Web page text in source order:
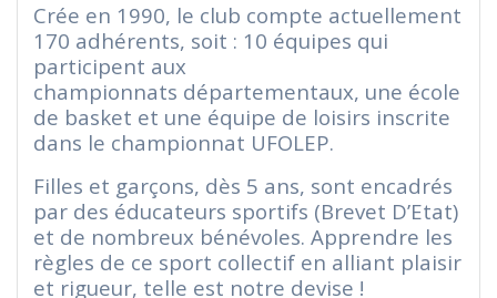
Crée en 1990, le club compte actuellement
170 adhérents, soit : 10 équipes qui
participent aux
championnats départementaux, une école
de basket et une équipe de loisirs inscrite
dans le championnat UFOLEP.
Filles et garçons, dès 5 ans, sont encadrés
par des éducateurs sportifs (Brevet D’Etat)
et de nombreux bénévoles. Apprendre les
règles de ce sport collectif en alliant plaisir
et rigueur, telle est notre devise !